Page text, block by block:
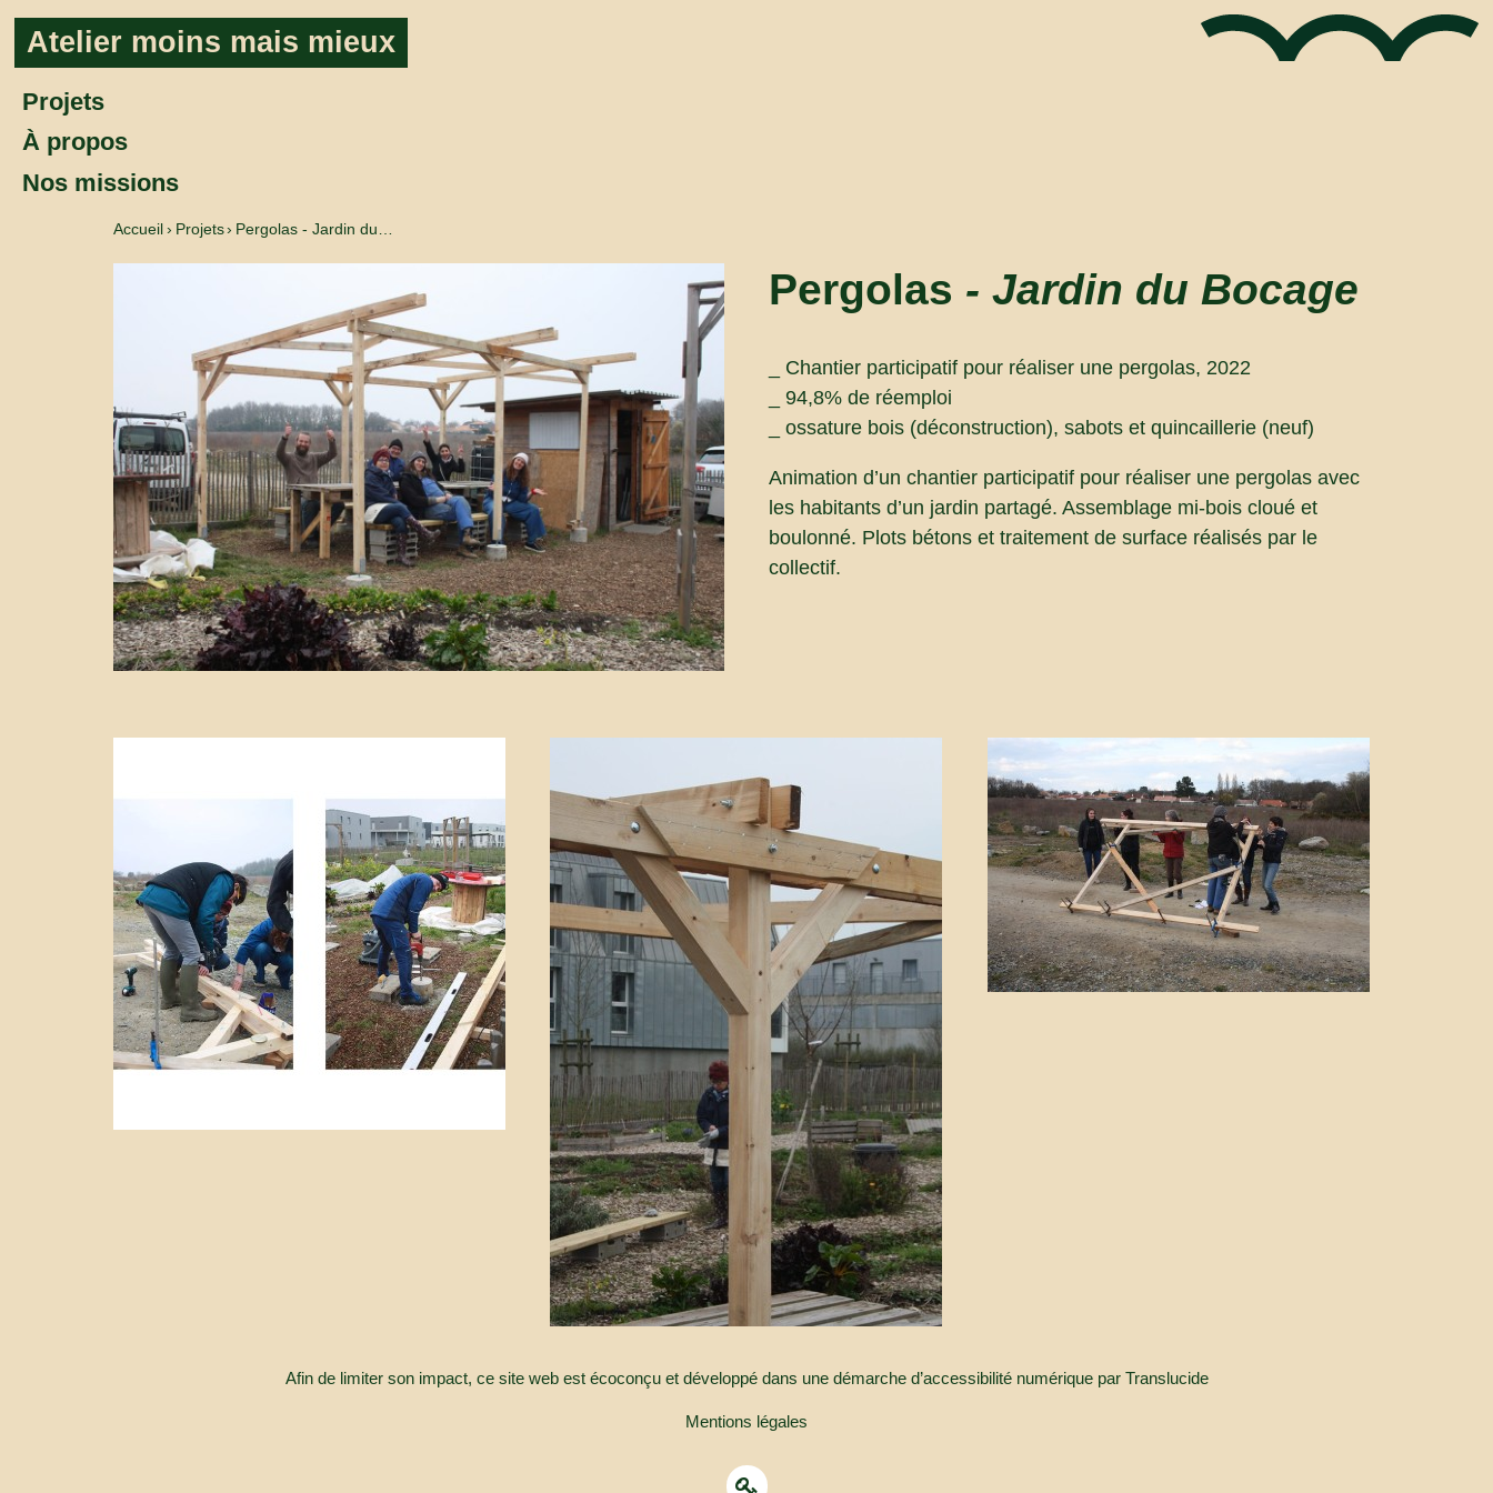
Aller au contenu
Atelier moins mais mieux
Projets
À propos
Nos missions
Accueil Projets Pergolas - Jardin du…
Pergolas - Jardin du Bocage
_ Chantier participatif pour réaliser une pergolas, 2022
_ 94,8% de réemploi
_ ossature bois (déconstruction), sabots et quincaillerie (neuf)
Animation d’un chantier participatif pour réaliser une pergolas avec
les habitants d’un jardin partagé. Assemblage mi-bois cloué et
boulonné. Plots bétons et traitement de surface réalisés par le
collectif.
Afin de limiter son impact, ce site web est écoconçu et développé dans une démarche d’accessibilité numérique par Translucide
Mentions légales
Modifier le contenu de la page